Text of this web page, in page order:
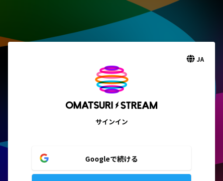
JA
サインイン
Googleで続ける